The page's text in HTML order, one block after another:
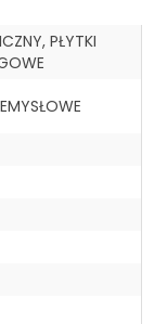
PŁYTKI